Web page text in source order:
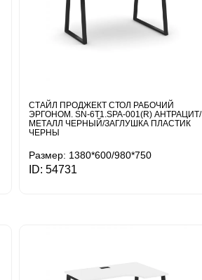
СТАЙЛ ПРОДЖЕКТ СТОЛ РАБОЧИЙ
ЭРГОНОМ. SN-6T1.SPA-001(R) АНТРАЦИТ/
МЕТАЛЛ ЧЕРНЫЙ/ЗАГЛУШКА ПЛАСТИК
ЧЕРНЫ
Размер: 1380*600/980*750
ID: 54731